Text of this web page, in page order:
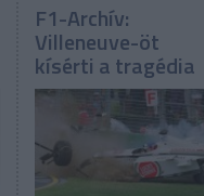
F1-Archív:
Villeneuve-öt
kísérti a tragédia